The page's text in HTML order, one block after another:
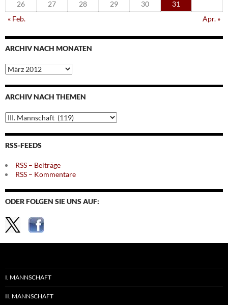
26
27 28 29 30
31
« Feb.
Apr. »
ARCHIV NACH MONATEN
Archiv
nach
Monaten
ARCHIV NACH THEMEN
Archiv
nach
Themen
RSS-FEEDS
RSS – Beiträge
RSS – Kommentare
ODER FOLGEN SIE UNS AUF:
I. MANNSCHAFT
II. MANNSCHAFT